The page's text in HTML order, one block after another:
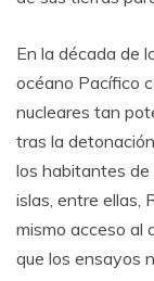
En la década de
océano Pacífico
nucleares tan
tras la
los habitantes de
islas, entre ellas,
mismo acceso al
que los ensayos